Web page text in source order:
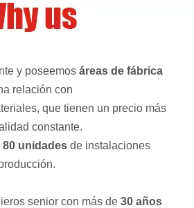
y poseemos áreas de fábrica
relación con
que tienen un precio más
constante.
80 unidades de instalaciones
senior con más de 30 años